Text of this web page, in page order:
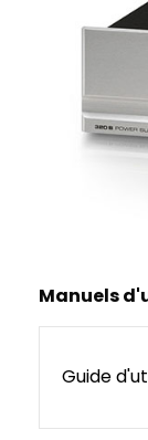
Manuels
Guide